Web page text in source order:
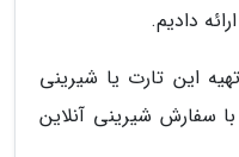
دادیم.
این تارت یا شیرینی
سفارش شیرینی آنلاین